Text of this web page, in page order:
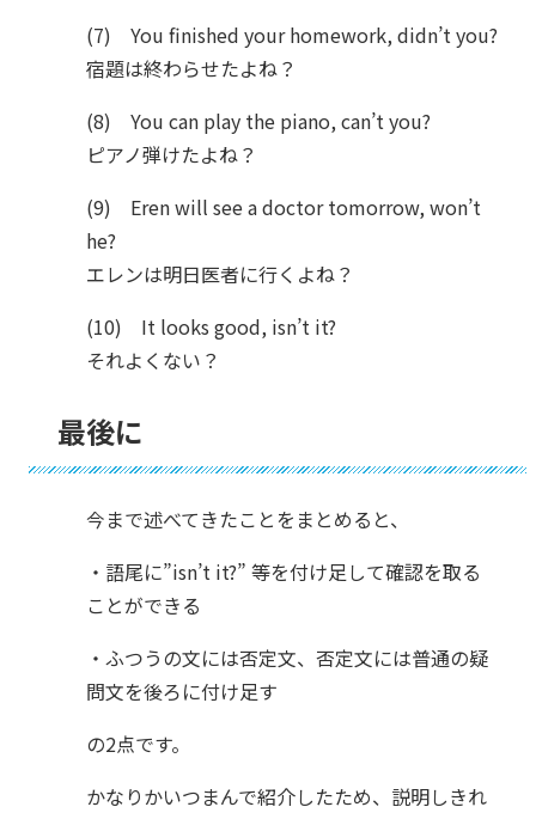
(7) You finished your homework, didn’t you?
宿題は終わらせたよね？
(8) You can play the piano, can’t you?
ピアノ弾けたよね？
(9) Eren will see a doctor tomorrow, won’t
he?
エレンは明日医者に行くよね？
(10) It looks good, isn’t it?
それよくない？
最後に
今まで述べてきたことをまとめると、
・語尾に”isn’t it?” 等を付け足して確認を取る
ことができる
・ふつうの文には否定文、否定文には普通の疑
問文を後ろに付け足す
の2点です。
かなりかいつまんで紹介したため、説明しきれ